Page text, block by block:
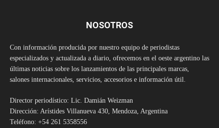
NOSOTROS
Con información producida por nuestro equipo de periodistas
especializados y actualizada a diario, ofrecemos en el oeste argentino las
últimas noticias sobre los lanzamientos de las principales marcas,
salones internacionales, servicios, accesorios e información útil.
Director periodístico: Lic. Damián Weizman
Dirección: Arístides Villanueva 430, Mendoza, Argentina
Teléfono: +54 261 5358556